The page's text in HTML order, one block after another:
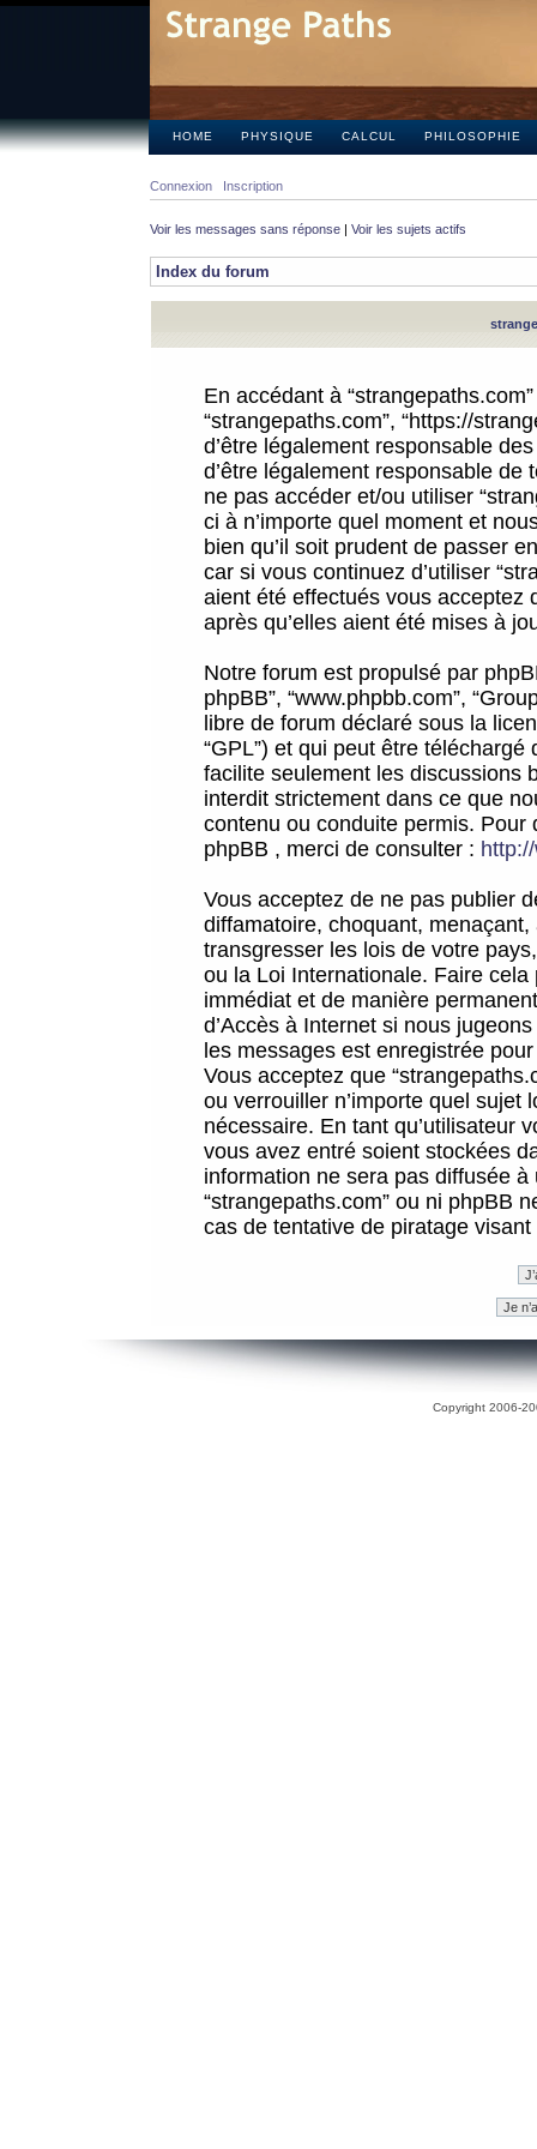
HOME PHYSIQUE CALCUL PHILOSOPHIE
Connexion Inscription
Voir les messages sans réponse | Voir les sujets actifs
Index du forum
En accédant à
“strangepaths.com”, “https://
d’être légalement responsable
d’être légalement responsable
ne pas accéder et/ou utiliser
ci à n’importe quel moment et
bien qu’il soit prudent de passer
car si vous continuez d’utiliser
aient été effectués vous acceptez
après qu’elles aient été mises à
Notre forum est propulsé par
phpBB”, “www.phpbb.com”,
libre de forum déclaré sous la
“GPL”) et qui peut être téléchargé
facilite seulement les discussions
interdit strictement dans ce que
contenu ou conduite permis.
phpBB , merci de consulter :
Vous acceptez de ne pas publier
diffamatoire, choquant,
transgresser les lois de votre
ou la Loi Internationale. Faire
immédiat et de manière
d’Accès à Internet si nous
les messages est enregistrée
Vous acceptez que
ou verrouiller n’importe quel sujet
nécessaire. En tant qu’utilisateur
vous avez entré soient stockées
information ne sera pas diffusée
“strangepaths.com” ou ni phpBB
cas de tentative de piratage
Copyright 2006-